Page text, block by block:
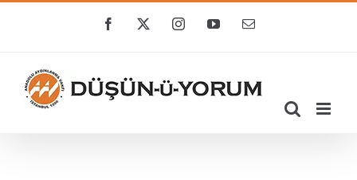
Facebook
X InstagramYouTube
E-